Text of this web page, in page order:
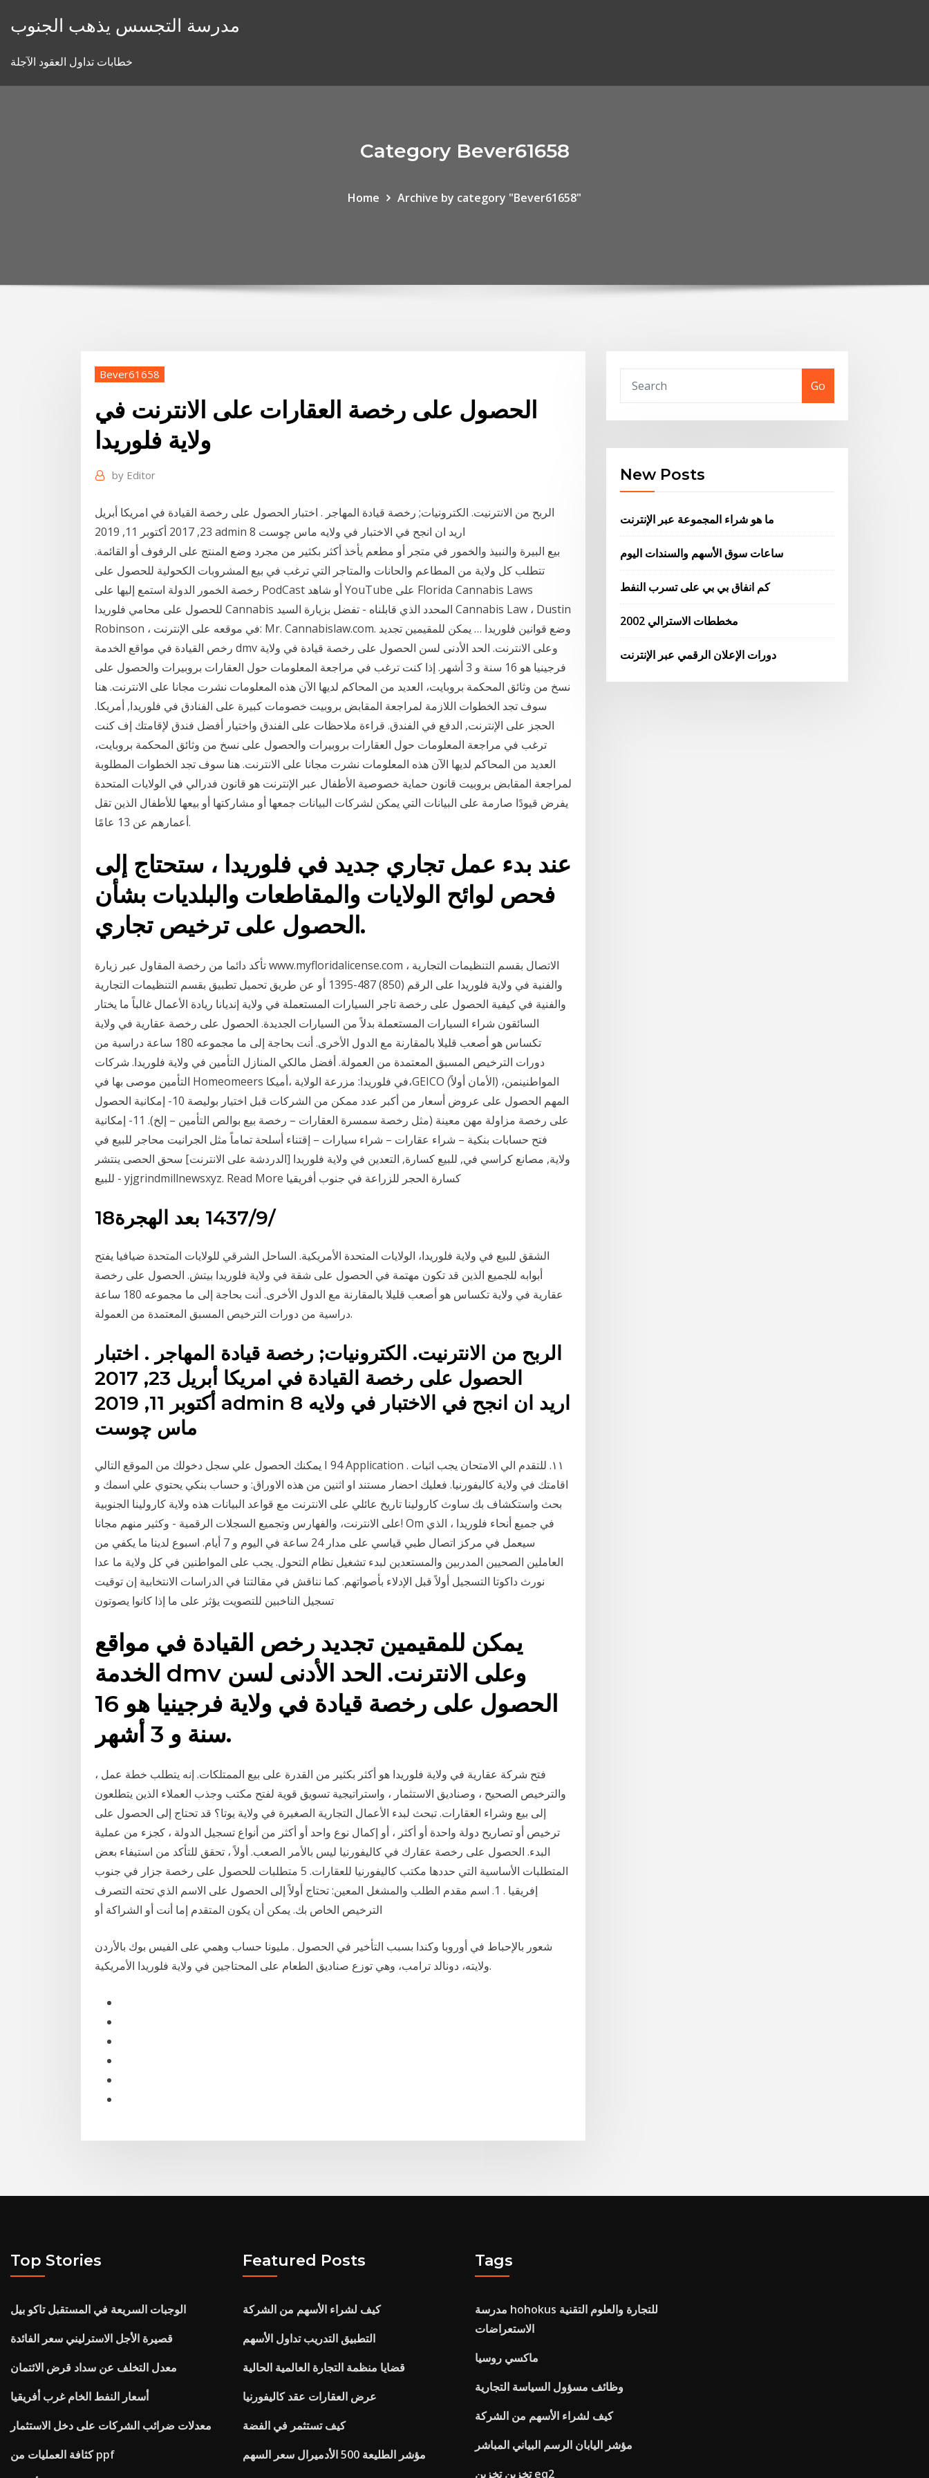
مدرسة التجسس يذهب الجنوب
خطابات تداول العقود الآجلة
Category Bever61658
Home Archive by category "Bever61658"
Bever61658
الحصول على رخصة العقارات على الانترنت في
ولاية فلوريدا
by Editor
الربح من الانترنيت. الكترونيات; رخصة قيادة المهاجر . اختبار الحصول على رخصة القيادة في امريكا أبريل
23, 2017 أكتوبر 11, 2019 admin 8 اريد ان انجح في الاختبار في ولايه ماس چوست
بيع البيرة والنبيذ والخمور في متجر أو مطعم يأخذ أكثر بكثير من مجرد وضع المنتج على الرفوف أو القائمة.
تتطلب كل ولاية من المطاعم والحانات والمتاجر التي ترغب في بيع المشروبات الكحولية للحصول على
رخصة الخمور الدولة استمع إليها على PodCast أو شاهد YouTube على Florida Cannabis Laws
للحصول على محامي فلوريدا Cannabis المحدد الذي قابلناه - تفضل بزيارة السيد Cannabis Law ، Dustin
Robinson ، في موقعه على الإنترنت: Mr. Cannabislaw.com. وضع قوانين فلوريدا … يمكن للمقيمين تجديد
رخص القيادة في مواقع الخدمة dmv وعلى الانترنت. الحد الأدنى لسن الحصول على رخصة قيادة في ولاية
فرجينيا هو 16 سنة و 3 أشهر. إذا كنت ترغب في مراجعة المعلومات حول العقارات بروبيرات والحصول على
نسخ من وثائق المحكمة بروبايت، العديد من المحاكم لديها الآن هذه المعلومات نشرت مجانا على الانترنت. هنا
سوف تجد الخطوات اللازمة لمراجعة المقابض بروبيت خصومات كبيرة على الفنادق في فلوريدا, أمريكا.
الحجز على الإنترنت, الدفع في الفندق. قراءة ملاحظات على الفندق واختيار أفضل فندق لإقامتك إف كنت
ترغب في مراجعة المعلومات حول العقارات بروبيرات والحصول على نسخ من وثائق المحكمة بروبايت،
العديد من المحاكم لديها الآن هذه المعلومات نشرت مجانا على الانترنت. هنا سوف تجد الخطوات المطلوبة
لمراجعة المقابض بروبيت قانون حماية خصوصية الأطفال عبر الإنترنت هو قانون فدرالي في الولايات المتحدة
يفرض قيودًا صارمة على البيانات التي يمكن لشركات البيانات جمعها أو مشاركتها أو بيعها للأطفال الذين تقل
أعمارهم عن 13 عامًا.
عند بدء عمل تجاري جديد في فلوريدا ، ستحتاج إلى
فحص لوائح الولايات والمقاطعات والبلديات بشأن
الحصول على ترخيص تجاري.
تأكد دائما من رخصة المقاول عبر زيارة www.myfloridalicense.com ، الاتصال بقسم التنظيمات التجارية
والفنية في ولاية فلوريدا على الرقم (850) 487-1395 أو عن طريق تحميل تطبيق بقسم التنظيمات التجارية
والفنية في كيفية الحصول على رخصة تاجر السيارات المستعملة في ولاية إنديانا ريادة الأعمال غالباً ما يختار
السائقون شراء السيارات المستعملة بدلاً من السيارات الجديدة. الحصول على رخصة عقارية في ولاية
تكساس هو أصعب قليلا بالمقارنة مع الدول الأخرى. أنت بحاجة إلى ما مجموعه 180 ساعة دراسية من
دورات الترخيص المسبق المعتمدة من العمولة. أفضل مالكي المنازل التأمين في ولاية فلوريدا. شركات
التأمين موصى بها في Homeomeers في فلوريدا: مزرعة الولاية ،أميكا،GEICO (الأمان أولاً) ،المواطنينمن
المهم الحصول على عروض أسعار من أكبر عدد ممكن من الشركات قبل اختيار بوليصة 10- إمكانية الحصول
على رخصة مزاولة مهن معينة (مثل رخصة سمسرة العقارات – رخصة بيع بوالص التأمين – إلخ). 11- إمكانية
فتح حسابات بنكية – شراء عقارات – شراء سيارات – إقتناء أسلحة تماماً مثل الجرانيت محاجر للبيع في
ولاية, مصانع كراسي في, للبيع كسارة, التعدين في ولاية فلوريدا [الدردشة على الانترنت] سحق الحصى ينتشر
للبيع - yjgrindmillnewsxyz. Read More كسارة الحجر للزراعة في جنوب أفريقيا
18‏‏/9‏‏/1437 بعد الهجرة
الشقق للبيع في ولاية فلوريدا، الولايات المتحدة الأمريكية. الساحل الشرقي للولايات المتحدة ضيافيا يفتح
أبوابه للجميع الذين قد تكون مهتمة في الحصول على شقة في ولاية فلوريدا بيتش. الحصول على رخصة
عقارية في ولاية تكساس هو أصعب قليلا بالمقارنة مع الدول الأخرى. أنت بحاجة إلى ما مجموعه 180 ساعة
دراسية من دورات الترخيص المسبق المعتمدة من العمولة.
الربح من الانترنيت. الكترونيات; رخصة قيادة المهاجر . اختبار
الحصول على رخصة القيادة في امريكا أبريل 23, 2017
أكتوبر 11, 2019 admin 8 اريد ان انجح في الاختبار في ولايه
ماس چوست
يمكنك الحصول علي سجل دخولك من الموقع التالي I 94 Application . ١١. للتقدم الي الامتحان يجب اثبات
اقامتك في ولاية كاليفورنيا. فعليك احضار مستند او اثنين من هذه الاوراق: و حساب بنكي يحتوي علي اسمك و
بحث واستكشاف بك ساوث كارولينا تاريخ عائلي على الانترنت مع قواعد البيانات هذه ولاية كارولينا الجنوبية
على الانترنت، والفهارس وتجميع السجلات الرقمية - وكثير منهم مجانا! Om في جميع أنحاء فلوريدا ، الذي
سيعمل في مركز اتصال طبي قياسي على مدار 24 ساعة في اليوم و 7 أيام. اسبوع لدينا ما يكفي من
العاملين الصحيين المدربين والمستعدين لبدء تشغيل نظام التحول. يجب على المواطنين في كل ولاية ما عدا
نورث داكوتا التسجيل أولاً قبل الإدلاء بأصواتهم. كما نناقش في مقالتنا في الدراسات الانتخابية إن توقيت
تسجيل الناخبين للتصويت يؤثر على ما إذا كانوا يصوتون
يمكن للمقيمين تجديد رخص القيادة في مواقع
الخدمة dmv وعلى الانترنت. الحد الأدنى لسن
الحصول على رخصة قيادة في ولاية فرجينيا هو 16
سنة و 3 أشهر.
فتح شركة عقارية في ولاية فلوريدا هو أكثر بكثير من القدرة على بيع الممتلكات. إنه يتطلب خطة عمل ،
والترخيص الصحيح ، وصناديق الاستثمار ، واستراتيجية تسويق قوية لفتح مكتب وجذب العملاء الذين يتطلعون
إلى بيع وشراء العقارات. تبحث لبدء الأعمال التجارية الصغيرة في ولاية يوتا؟ قد تحتاج إلى الحصول على
ترخيص أو تصاريح دولة واحدة أو أكثر ، أو إكمال نوع واحد أو أكثر من أنواع تسجيل الدولة ، كجزء من عملية
البدء. الحصول على رخصة عقارك في كاليفورنيا ليس بالأمر الصعب. أولاً ، تحقق للتأكد من استيفاء بعض
المتطلبات الأساسية التي حددها مكتب كاليفورنيا للعقارات. 5 متطلبات للحصول على رخصة جزار في جنوب
إفريقيا . 1. اسم مقدم الطلب والمشغل المعين: تحتاج أولاً إلى الحصول على الاسم الذي تحته التصرف
الترخيص الخاص بك. يمكن أن يكون المتقدم إما أنت أو الشراكة أو
شعور بالإحباط في أوروبا وكندا بسبب التأخير في الحصول . مليونا حساب وهمي على الفيس بوك بالأردن
ولايته، دونالد ترامب، وهي توزع صناديق الطعام على المحتاجين في ولاية فلوريدا الأمريكية.
Go
New Posts
ما هو شراء المجموعة عبر الإنترنت
ساعات سوق الأسهم والسندات اليوم
كم انفاق بي بي على تسرب النفط
مخططات الاسترالي 2002
دورات الإعلان الرقمي عبر الإنترنت
Top Stories
الوجبات السريعة في المستقبل تاكو بيل
قصيرة الأجل الاسترليني سعر الفائدة
معدل التخلف عن سداد قرض الائتمان
أسعار النفط الخام غرب أفريقيا
معدلات ضرائب الشركات على دخل الاستثمار
كثافة العمليات من ppf
Featured Posts
كيف لشراء الأسهم من الشركة
التطبيق التدريب تداول الأسهم
قضايا منظمة التجارة العالمية الحالية
عرض العقارات عقد كاليفورنيا
كيف تستثمر في الفضة
مؤشر الطليعة 500 الأدميرال سعر السهم
Tags
مدرسة hohokus للتجارة والعلوم التقنية
الاستعراضات
ماكسي روسيا
وظائف مسؤول السياسة التجارية
كيف لشراء الأسهم من الشركة
مؤشر اليابان الرسم البياني المباشر
تخزين تخزين eq2